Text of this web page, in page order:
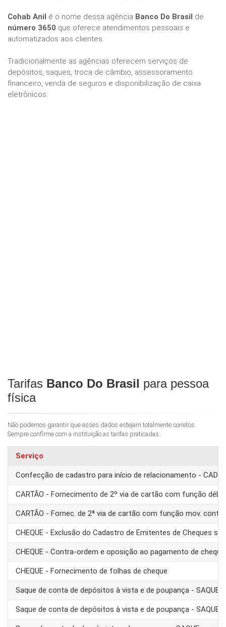
Cohab Anil é o nome dessa agência Banco Do Brasil de
número 3650 que oferece atendimentos pessoais e
automatizados aos clientes.
Tradicionalmente as agências oferecem serviços de
depósitos, saques, troca de câmbio, assessoramento
financeiro, venda de seguros e disponibilização de caixa
eletrônicos.
Tarifas Banco Do Brasil para pessoa
física
Não podemos garantir que esses dados estejam totalmente corretos.
Sempre confirme com a instituição as tarifas praticadas.
Serviço
Confecção de cadastro para início de relacionamento -
CARTÃO - Fornecimento de 2º via de cartão com função
CARTÃO - Fornec. de 2ª via de cartão com função mov. conta
CHEQUE - Exclusão do Cadastro de Emitentes de Cheques
CHEQUE - Contra-ordem e oposição ao pagamento de cheque
CHEQUE - Fornecimento de folhas de cheque
Saque de conta de depósitos à vista e de poupança - SAQUE
Saque de conta de depósitos à vista e de poupança - SAQUE